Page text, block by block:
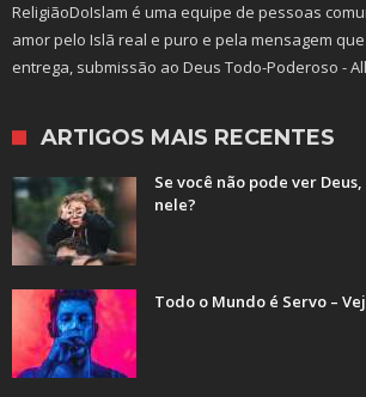
ReligiãoDoIslam é uma equipe de pessoas
amor pelo Islã real e puro e pela mensagem
entrega, submissão ao Deus Todo-Poderoso -
ARTIGOS MAIS RECENTES
Se você não pode ver
nele?
Todo o Mundo é Servo –